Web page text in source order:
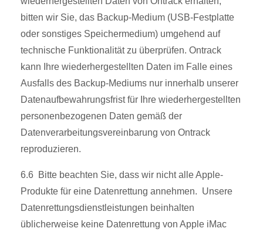
bitten wir Sie, das Backup-Medium (USB-Festplatte
oder sonstiges Speichermedium) umgehend auf
technische Funktionalität zu überprüfen. Ontrack
kann Ihre wiederhergestellten Daten im Falle eines
Ausfalls des Backup-Mediums nur innerhalb unserer
Datenaufbewahrungsfrist für Ihre wiederhergestellten
personenbezogenen Daten gemäß der
Datenverarbeitungsvereinbarung von Ontrack
reproduzieren.
6.6 Bitte beachten Sie, dass wir nicht alle Apple-
Produkte für eine Datenrettung annehmen. Unsere
Datenrettungsdienstleistungen beinhalten
üblicherweise keine Datenrettung von Apple iMac